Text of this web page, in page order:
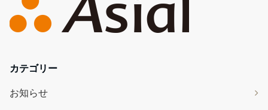
カテゴリー
お知らせ